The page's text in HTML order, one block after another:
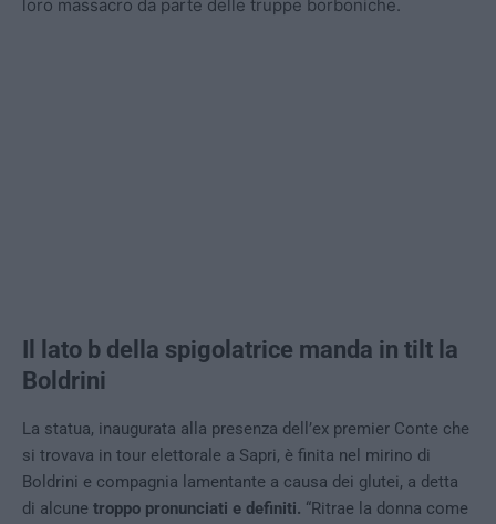
loro massacro da parte delle truppe borboniche.
Il lato b della spigolatrice manda in tilt la
Boldrini
La statua, inaugurata alla presenza dell’ex premier Conte che
si trovava in tour elettorale a Sapri, è finita nel mirino di
Boldrini e compagnia lamentante a causa dei glutei, a detta
di alcune troppo pronunciati e definiti. “Ritrae la donna come